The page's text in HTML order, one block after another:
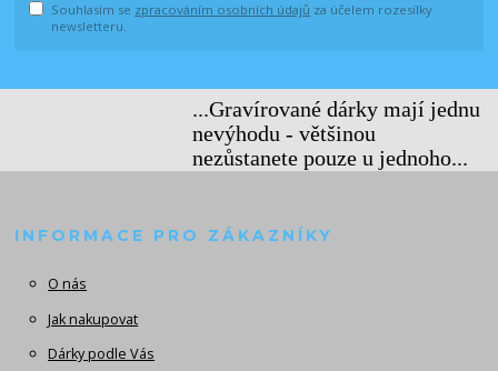
Souhlasím se zpracováním osobních údajů za účelem rozesílky
newsletteru.
...Gravírované dárky mají jednu
nevýhodu - většinou
nezůstanete pouze u jednoho...
INFORMACE PRO ZÁKAZNÍKY
O nás
Jak nakupovat
Dárky podle Vás